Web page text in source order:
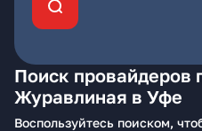
Поиск провайдеров
Журавлиная в Уфе
Воспользуйтесь поиском,